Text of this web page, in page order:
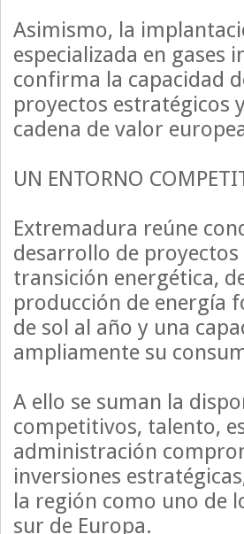
Asimismo, la
especializada en gases
confirma la capacidad
proyectos estratégicos
cadena de valor
UN ENTORNO
Extremadura reúne
desarrollo de
transición energética,
producción de energía
de sol al año y una
ampliamente su
A ello se suman la
competitivos, talento,
administración
inversiones
la región como uno de
sur de Europa.